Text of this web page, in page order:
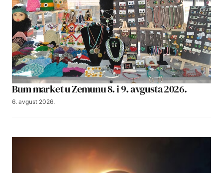
Bum market u Zemunu 8. i 9. avgusta 2026.
6. avgust 2026.